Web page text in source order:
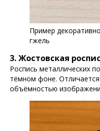
Пример
гжель
3. Жостовская
Роспись металлических
тёмном фоне.
объёмностью